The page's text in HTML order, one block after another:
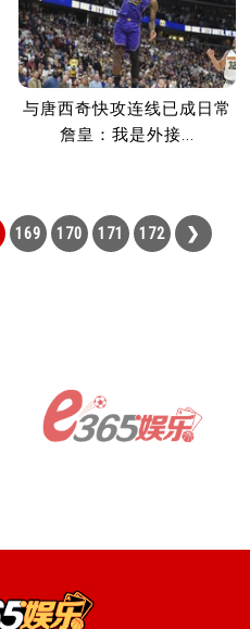
与唐西奇快攻连线已成日常
詹皇：我是外接...
169 170 171 172